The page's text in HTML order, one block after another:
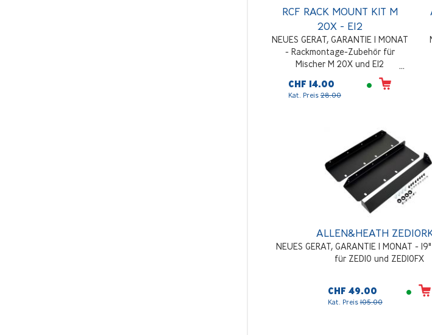
RCF RACK MOUNT KIT M
20X - E12
NEUES GERAT, GARANTIE 1 MONAT
- Rackmontage-Zubehör für
Mischer M 20X und E12
CHF 14.00
Kat. Preis28.00
ALLEN&HEATH
NEUES GERAT, GARANTIE 1 MONAT -
für ZED10 und ZED10FX
CHF 49.00
Kat. Preis105.00